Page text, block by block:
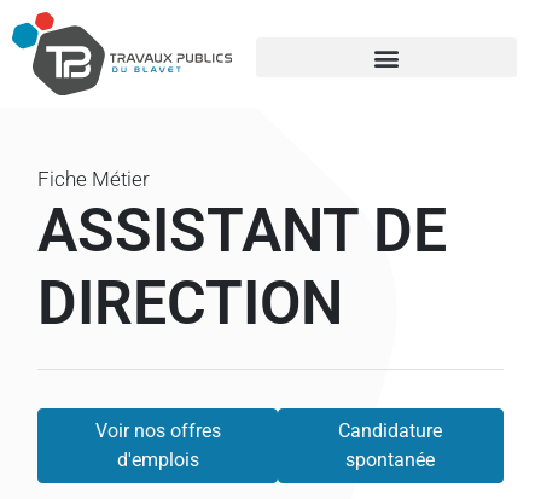
Fiche Métier
ASSISTANT DE
DIRECTION
Voir nos offres
d'emplois
Candidature
spontanée